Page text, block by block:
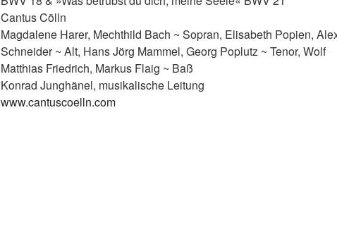
Cantus Cölln
Magdalene Harer, Mechthild Bach ~ Sopran, Elisabeth Popien,
Schneider~ Alt, Hans Jörg Mammel, Georg Poplutz ~ Tenor, Wolf
Matthias Friedrich, Markus Flaig ~ Baß
Konrad Junghänel, musikalische Leitung
www.cantuscoelln.com